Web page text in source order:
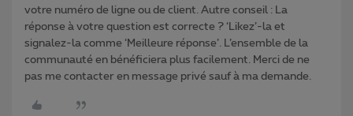
votre numéro de ligne ou de client. Autre conseil : La
réponse à votre question est correcte ? ‘Likez’-la et
signalez-la comme ‘Meilleure réponse’. L’ensemble de la
communauté en bénéficiera plus facilement. Merci de ne
pas me contacter en message privé sauf à ma demande.